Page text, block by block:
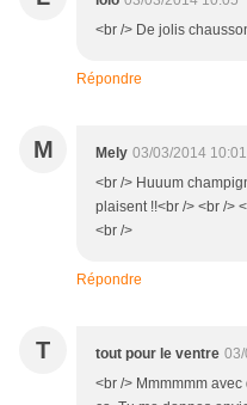
<br /> De jolis
Répondre
M Mely 03/03/2014 10:01
<br /> Huuum
plaisent !!<br /> <br />
<br />
Répondre
T tout pour le ventre
<br /> Mmmmmm